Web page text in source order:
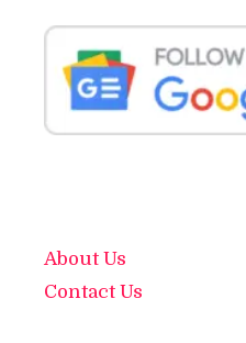
About Us
Contact Us